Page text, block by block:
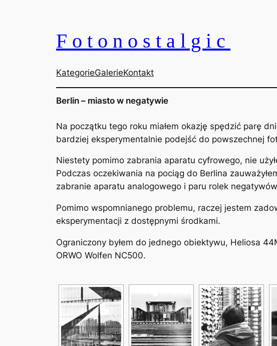
Fotonostalgic
KategorieGalerieKontakt
Berlin – miasto w negatywie
Na początku tego roku miałem okazję spędzić parę
bardziej eksperymentalnie podejść do powszechnej
Niestety pomimo zabrania aparatu cyfrowego, nie
Podczas oczekiwania na pociąg do Berlina
zabranie aparatu analogowego i paru rolek
Pomimo wspomnianego problemu, raczej jestem
eksperymentacji z dostępnymi środkami.
Ograniczony byłem do jednego obiektywu, Heliosa
ORWO Wolfen NC500.